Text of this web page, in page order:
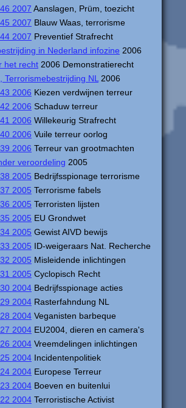
2007 Aanslagen, Prüm, toezicht
2007 Blauw Waas, terrorisme
2007 Preventief Strafrecht
in Nederland infozine 2006
het recht 2006 Demonstratierecht
Terrorismebestrijding NL 2006
2006 Kiezen verdwijnen terreur
2006 Schaduw terreur
2006 Willekeurig Strafrecht
2006 Vuile terreur oorlog
2006 Terreur van grootmachten
veroordeling 2005
2005 Bedrijfsspionage terrorisme
2005 Terrorisme fabels
2005 Terroristen lijsten
2005 EU Grondwet
2005 Gewist AIVD bewijs
2005 ID-weigeraars Nat. Recherche
2005 Misleidende inlichtingen
2005 Cyclopisch Recht
2004 Bedrijfsspionage acties
2004 Rasterfahndung NL
2004 Veganisten barbeque
2004 EU2004, dieren en camera's
2004 Vreemdelingen inlichtingen
2004 Incidentenpolitiek
2004 Europese Terreur
2004 Boeven en buitenlui
2004 Terroristische Activist